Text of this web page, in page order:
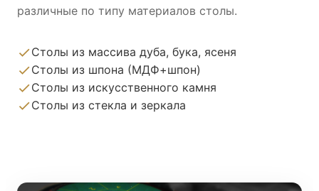
различные по типу материалов столы.
Столы из массива дуба, бука, ясеня
Столы из шпона (МДФ+шпон)
Столы из искусственного камня
Столы из стекла и зеркала